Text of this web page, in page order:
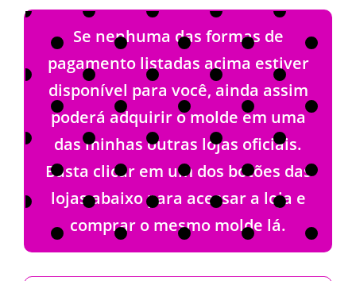
Se nenhuma das formas de
pagamento listadas acima estiver
disponível para você, ainda assim
poderá adquirir o molde em uma
das minhas outras lojas oficiais.
Basta clicar em um dos botões das
lojas abaixo para acessar a loja e
comprar o mesmo molde lá.